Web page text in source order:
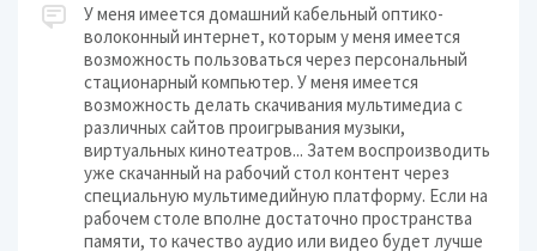
У меня имеется домашний кабельный оптико-
волоконный интернет, которым у меня имеется
возможность пользоваться через персональный
стационарный компьютер. У меня имеется
возможность делать скачивания мультимедиа с
различных сайтов проигрывания музыки,
виртуальных кинотеатров... Затем воспроизводить
уже скачанный на рабочий стол контент через
специальную мультимедийную платформу. Если на
рабочем столе вполне достаточно пространства
памяти, то качество аудио или видео будет лучше